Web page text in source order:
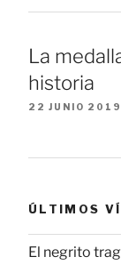
La
historia
22 JUNIO 2019
ÚLTIMOS
El negrito